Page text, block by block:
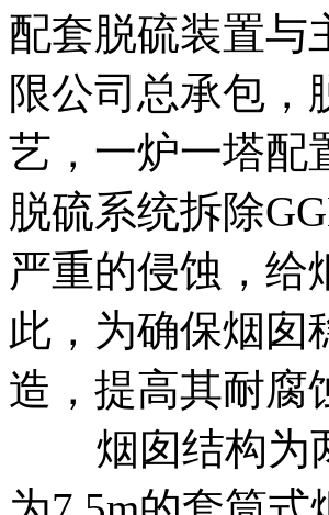
配套脱硫装置与
限公司总承包
艺，一炉一塔配
脱硫系统拆除
严重的侵蚀，给
此，为确保烟囱
造，提高其耐腐
烟囱结构为两